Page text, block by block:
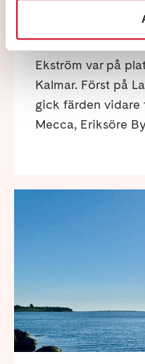
Jenny On Tour
Ordförande i
Ekström var på
Kalmar. Först på
gick färden vidare
Mecca, Eriksöre